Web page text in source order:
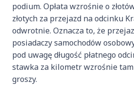
podium. Opłata wzrośnie o
złotych za przejazd na odcinku
odwrotnie. Oznacza to, że
posiadaczy samochodów
pod uwagę długość płatnego
stawka za kilometr wzrośnie
groszy.